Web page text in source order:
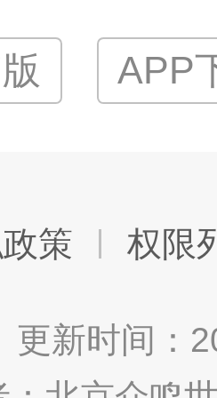
APP
策 权限
新时间：